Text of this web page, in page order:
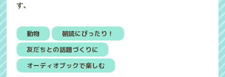
す。
動物
朝読にぴったり！
友だちとの話題づくりに
オーディオブックで楽しむ